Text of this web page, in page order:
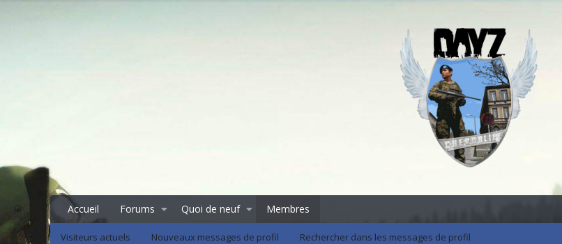
Accueil Forums Quoi de neuf Membres
Visiteurs actuels Nouveaux messages de profil Rechercher dans les messages de profil